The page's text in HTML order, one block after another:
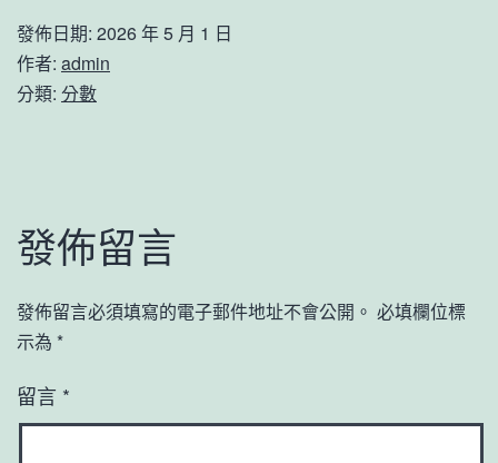
發佈日期: 2026 年 5 月 1 日
作者: admin
分類: 分數
發佈留言
發佈留言必須填寫的電子郵件地址不會公開。 必填欄位標
示為 *
留言 *